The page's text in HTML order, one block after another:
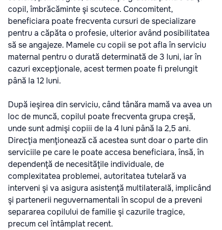
copil, îmbrăcăminte şi scutece. Concomitent,
beneficiara poate frecventa cursuri de specializare
pentru a căpăta o profesie, ulterior având posibilitatea
să se angajeze. Mamele cu copii se pot afla în serviciu
maternal pentru o durată determinată de 3 luni, iar în
cazuri excepţionale, acest termen poate fi prelungit
până la 12 luni.
După ieşirea din serviciu, când tânăra mamă va avea un
loc de muncă, copilul poate frecventa grupa creşă,
unde sunt admişi copiii de la 4 luni până la 2,5 ani.
Direcţia menţionează că acestea sunt doar o parte din
serviciile pe care le poate accesa beneficiara, însă, în
dependenţă de necesităţile individuale, de
complexitatea problemei, autoritatea tutelară va
interveni şi va asigura asistenţă multilaterală, implicând
şi partenerii neguvernamentali în scopul de a preveni
separarea copilului de familie şi cazurile tragice,
precum cel întâmplat recent.